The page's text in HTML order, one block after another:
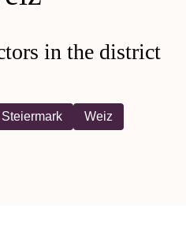
in the district
Weiz